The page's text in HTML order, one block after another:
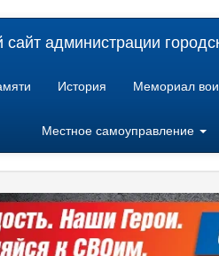
администрации
История Мемориал
Местное самоуправление